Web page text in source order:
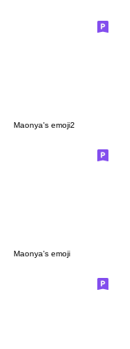
Maonya's emoji2
Maonya's emoji